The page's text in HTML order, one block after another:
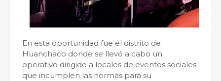
En esta oportunidad fue el distrito de
Huanchaco donde se llevó a cabo un
operativo dirigido a locales de eventos sociales
que incumplen las normas para su